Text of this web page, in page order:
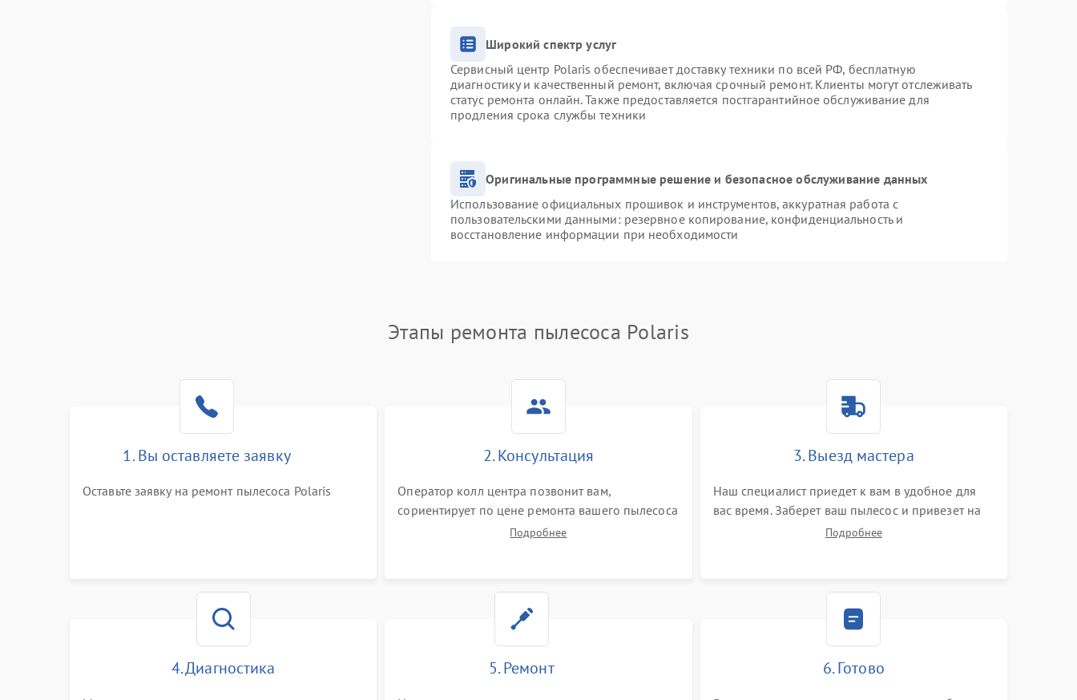
Широкий спектр услуг
Сервисный центр Polaris обеспечивает доставку техники по всей РФ, бесплатную
диагностику и качественный ремонт, включая срочный ремонт. Клиенты могут отслеживать
статус ремонта онлайн. Также предоставляется постгарантийное обслуживание для
продления срока службы техники
Оригинальные программные решение и безопасное обслуживание данных
Использование официальных прошивок и инструментов, аккуратная работа с
пользовательскими данными: резервное копирование, конфиденциальность и
восстановление информации при необходимости
Этапы ремонта пылесоса Polaris
1. Вы оставляете заявку
Оставьте заявку на ремонт пылесоса Polaris
2. Консультация
Оператор колл центра позвонит вам,
сориентирует по цене ремонта вашего пылесоса
а также ответит на все ваши вопросы.
Подробнее
3. Выезд мастера
Наш специалист приедет к вам в удобное для
вас время. Заберет ваш пылесос и привезет на
склад для диагностики.Подробнее
4. Диагностика 5. Ремонт 6. Готово